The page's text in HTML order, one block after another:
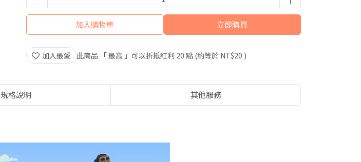
加入購物車 立即購買
加入最愛 此商品 「 最高 」可以折抵紅利 20 點 (約等於 NT$20 )
規格說明 其他服務